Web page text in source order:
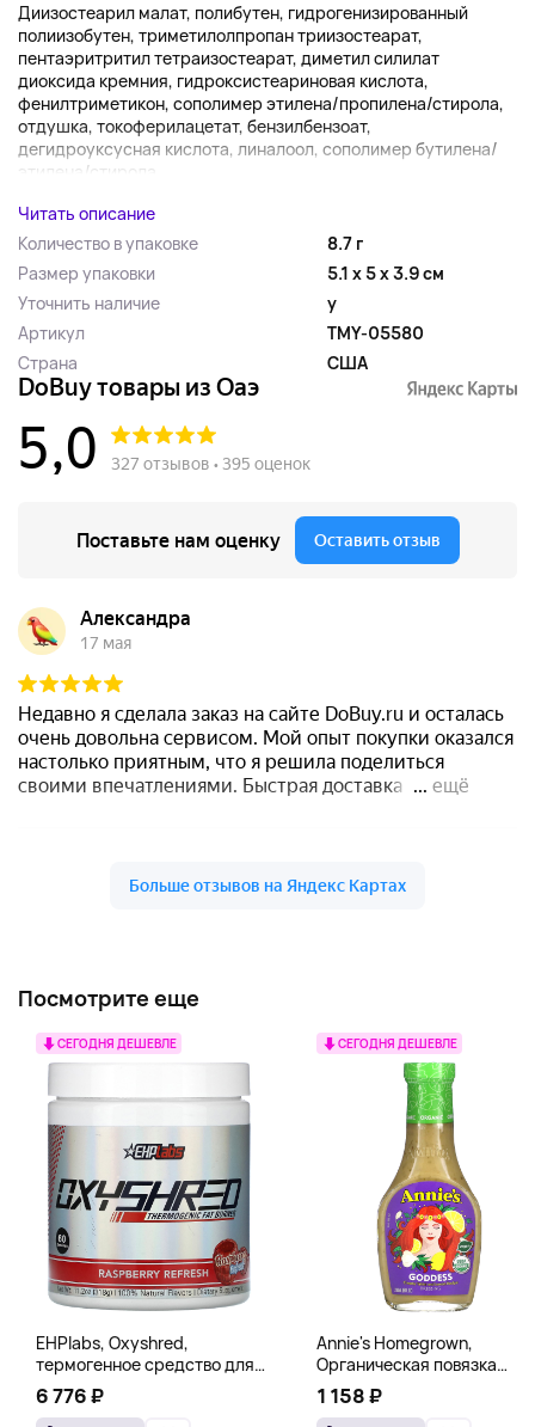
Диизостеарил малат, полибутен, гидрогенизированный
полиизобутен, триметилолпропан триизостеарат,
пентаэритритил тетраизостеарат, диметил силилат
диоксида кремния, гидроксистеариновая кислота,
фенилтриметикон, сополимер этилена/пропилена/стирола,
отдушка, токоферилацетат, бензилбензоат,
дегидроуксусная кислота, линалоол, сополимер бутилена/
этилена/стирола,...
Читать описание
Количество в упаковке
8.7 г
Размер упаковки
5.1 x 5 x 3.9 см
Уточнить наличие
y
Артикул
TMY-05580
Страна
США
Посмотрите еще
СЕГОДНЯ ДЕШЕВЛЕ
EHPlabs, Oxyshred,
термогенное средство для
сжигания жира, малиновое
освежение, 318 г (11,2 унции)
6 776 ₽
СЕГОДНЯ ДЕШЕВЛЕ
Annie's Homegrown,
Органическая повязка
«Богиня», 236 мл (8 жидк.
унц.)
1 158 ₽